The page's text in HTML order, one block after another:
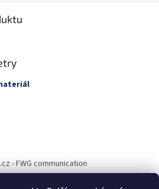
- FWG communication